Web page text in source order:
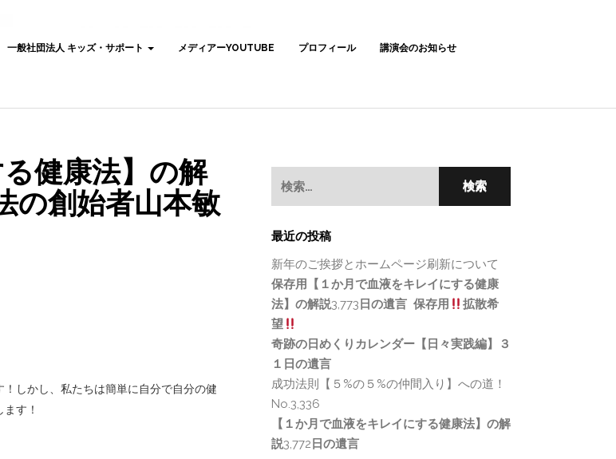
一般社団法人 キッズ・サポート メディアーYOUTUBE プロフィール 講演会のお知らせ
健康法】の解
の創始者山本敏
しかし、私たちは簡単に自分で自分の健
す！
最近の投稿
新年のご挨拶とホームページ刷新について
保存用【１か月で血液をキレイにする健康
法】の解説3,773 日の遺言 保存用
拡散希
望
奇跡の日めくりカレンダー【日々実践編】３
１日の遺言
成功法則【５%の５%の仲間入り】への道！
No.3,336
【１か月で血液をキレイにする健康法】の解
説3,772 日の遺言